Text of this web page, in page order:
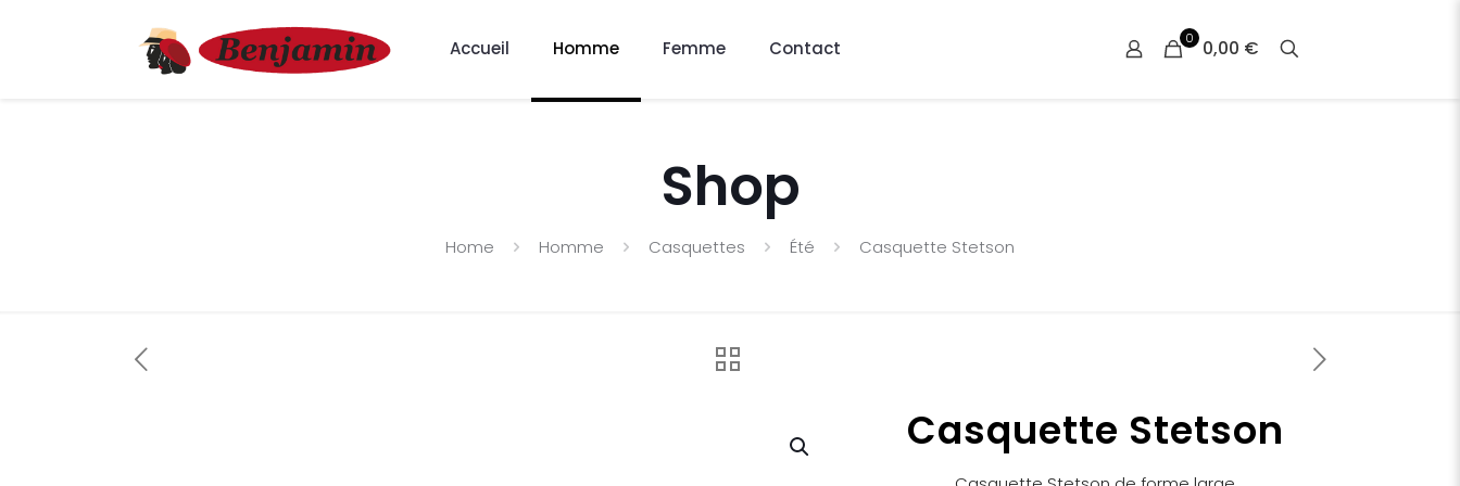
Accueil Homme Femme Contact 0 0,00 €
Shop
Home Homme Casquettes Été Casquette Stetson
Casquette Stetson